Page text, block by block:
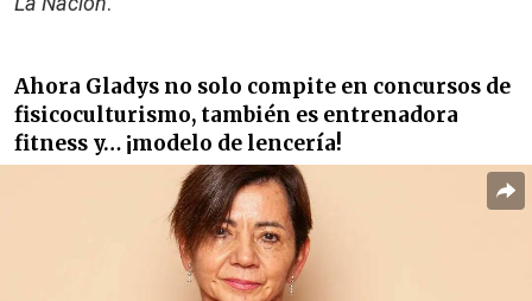
Ahora Gladys no solo compite en concursos de
fisicoculturismo, también es entrenadora
fitness y… ¡modelo de lencería!